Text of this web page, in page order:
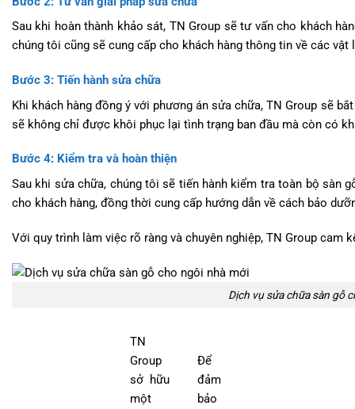
Sau khi hoàn thành khảo sát, TN Group sẽ tư vấn cho khách
chúng tôi cũng sẽ cung cấp cho khách hàng thông tin về các vật
Bước 3: Tiến hành sửa chữa
Khi khách hàng đồng ý với phương án sửa chữa, TN Group sẽ
sẽ không chỉ được khôi phục lại tình trạng ban đầu mà còn có
Bước 4: Kiểm tra và hoàn thiện
Sau khi sửa chữa, chúng tôi sẽ tiến hành kiểm tra toàn bộ sàn
cho khách hàng, đồng thời cung cấp hướng dẫn về cách bảo
Với quy trình làm việc rõ ràng và chuyên nghiệp, TN Group
Dịch vụ sửa chữa sàn gỗ
TN
Group
sở hữu
một
Để
đảm
bảo